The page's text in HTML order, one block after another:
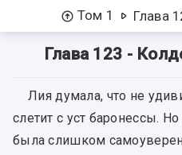
Том 1
Глава 123 -
Лия думала, что не
слетит с уст баронессы.
была слишком